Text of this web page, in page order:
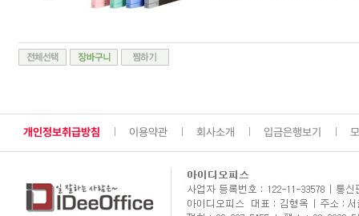
개인정보취급방침 이용약관 회사소개 입금은행보기